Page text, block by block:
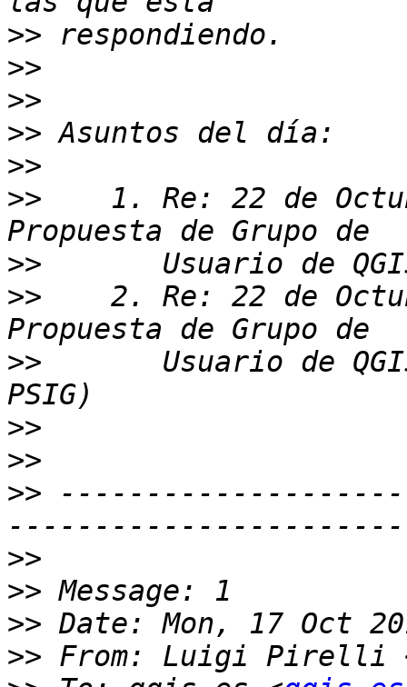
>>
>>
>>
>>
>>
>>
1. Re: 22 de
>>
>>
2. Re: 22 de
>>
Usuario de
>>
>>
>>
>>
>>
>>
>> From: Luigi Pirelli